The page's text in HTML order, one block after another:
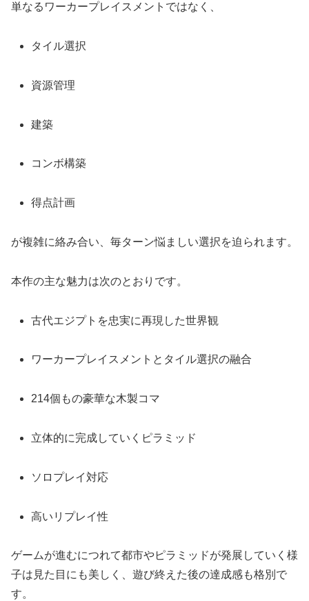
単なるワーカープレイスメントではなく、
タイル選択
資源管理
建築
コンボ構築
得点計画
が複雑に絡み合い、毎ターン悩ましい選択を迫られます。
本作の主な魅力は次のとおりです。
古代エジプトを忠実に再現した世界観
ワーカープレイスメントとタイル選択の融合
214個もの豪華な木製コマ
立体的に完成していくピラミッド
ソロプレイ対応
高いリプレイ性
ゲームが進むにつれて都市やピラミッドが発展していく様
子は見た目にも美しく、遊び終えた後の達成感も格別で
す。